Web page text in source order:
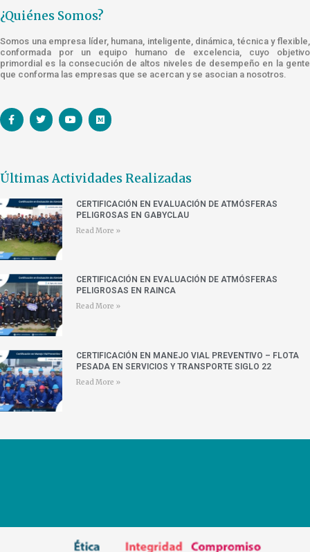
¿Quiénes Somos?
Somos una empresa líder, humana, inteligente, dinámica, técnica y flexible,
conformada por un equipo humano de excelencia, cuyo objetivo
primordial es la consecución de altos niveles de desempeño en la gente
que conforma las empresas que se acercan y se asocian a nosotros.
Últimas Actividades Realizadas
CERTIFICACIÓN EN EVALUACIÓN DE ATMÓSFERAS
PELIGROSAS EN GABYCLAU
Read More »
CERTIFICACIÓN EN EVALUACIÓN DE ATMÓSFERAS
PELIGROSAS EN RAINCA
Read More »
CERTIFICACIÓN EN MANEJO VIAL PREVENTIVO – FLOTA
PESADA EN SERVICIOS Y TRANSPORTE SIGLO 22
Read More »